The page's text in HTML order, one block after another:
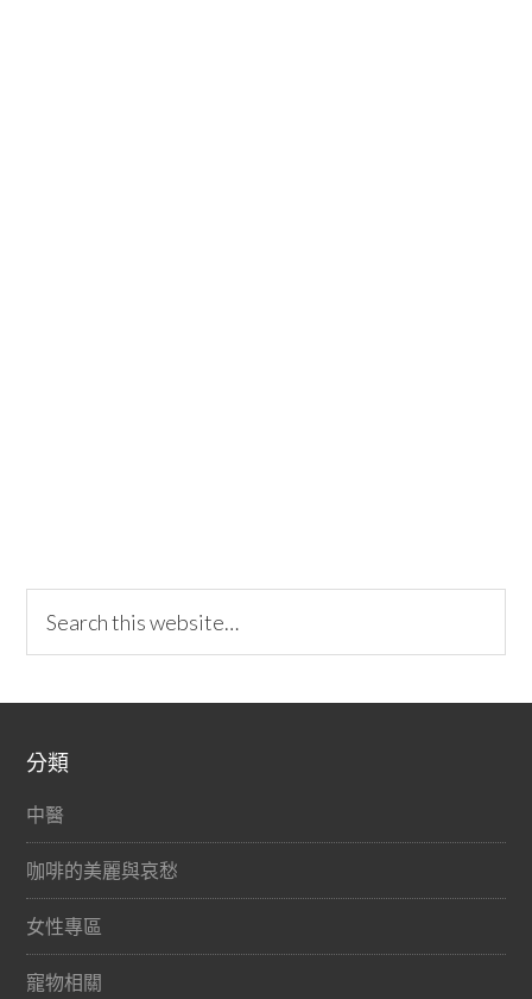
分類
中醫
咖啡的美麗與哀愁
女性專區
寵物相關